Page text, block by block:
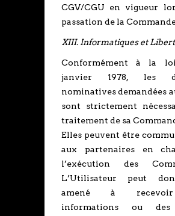
CGV/CGU en vigueur
passation de la
XIII. Informatiques et
Conformément à la
janvier 1978, les
nominatives demandées
sont strictement
traitement de sa
Elles peuvent être
aux partenaires en
l’exécution des
L’Utilisateur peut
amené à
informations ou des